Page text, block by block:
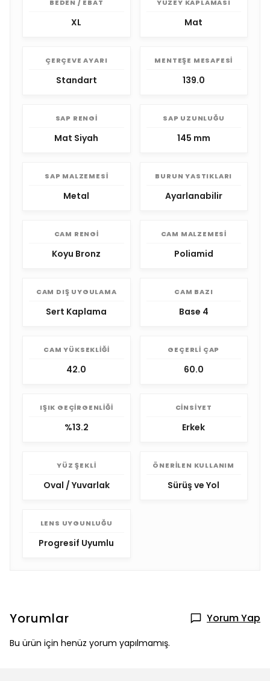
BEDEN / EBAT
XL
YÜZEY KAPLAMASI
Mat
ÇERÇEVE AYARI
Standart
MENTEŞE MESAFESI
139.0
SAP RENGI
Mat Siyah
SAP UZUNLUĞU
145 mm
SAP MALZEMESI
Metal
BURUN YASTIKLARI
Ayarlanabilir
CAM RENGI
Koyu Bronz
CAM MALZEMESI
Poliamid
CAM DIŞ UYGULAMA
Sert Kaplama
CAM BAZI
Base 4
CAM YÜKSEKLIĞI
42.0
GEÇERLI ÇAP
60.0
IŞIK GEÇIRGENLIĞI
%13.2
CINSIYET
Erkek
YÜZ ŞEKLI
Oval / Yuvarlak
ÖNERILEN KULLANIM
Sürüş ve Yol
LENS UYGUNLUĞU
Progresif Uyumlu
Yorumlar Yorum Yap
Bu ürün için henüz yorum yapılmamış.